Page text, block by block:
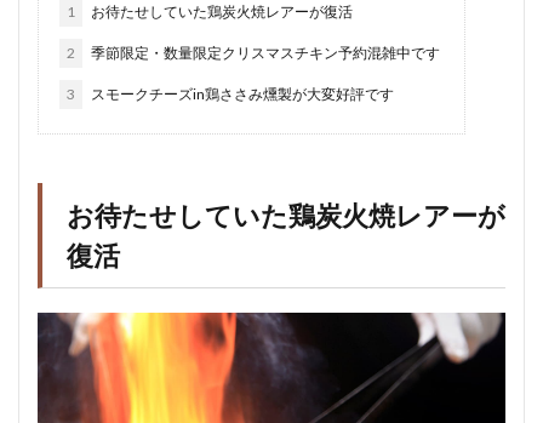
1 お待たせしていた鶏炭火焼レアーが復活
2 季節限定・数量限定クリスマスチキン予約混雑中です
3 スモークチーズin鶏ささみ燻製が大変好評です
お待たせしていた鶏炭火焼レアーが
復活